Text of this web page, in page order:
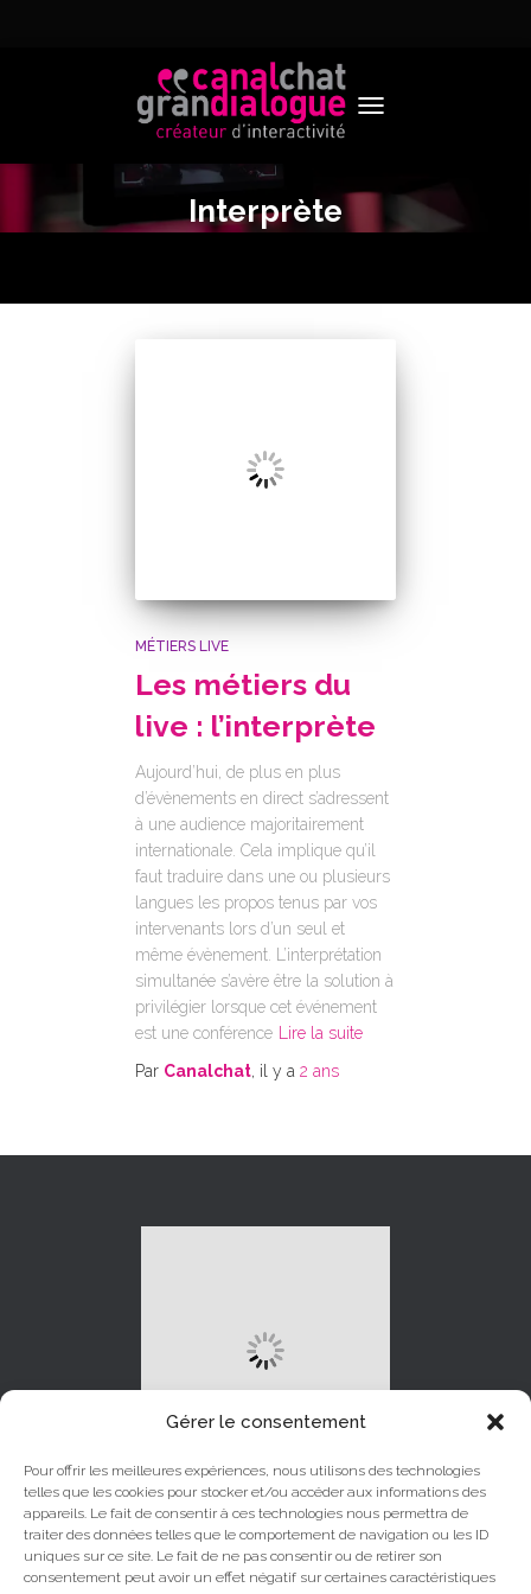
Gérer le consentement
Pour offrir les meilleures expériences, nous utilisons des technologies
telles que les cookies pour stocker et/ou accéder aux informations des
appareils. Le fait de consentir à ces technologies nous permettra de
traiter des données telles que le comportement de navigation ou les ID
uniques sur ce site. Le fait de ne pas consentir ou de retirer son
consentement peut avoir un effet négatif sur certaines caractéristiques
Interprète
MÉTIERS LIVE
Les métiers du
live : l’interprète
Aujourd’hui, de plus en plus
d’évènements en direct s’adressent
à une audience majoritairement
internationale. Cela implique qu’il
faut traduire dans une ou plusieurs
langues les propos tenus par vos
intervenants lors d’un seul et
même évènement. L’interprétation
simultanée s’avère être la solution à
privilégier lorsque cet événement
est une conférence
Lire la suite
Par Canalchat, il y a 2 ans
LINKEDIN INSTAGRAM